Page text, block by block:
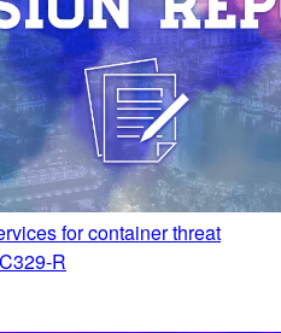
for container threat
R